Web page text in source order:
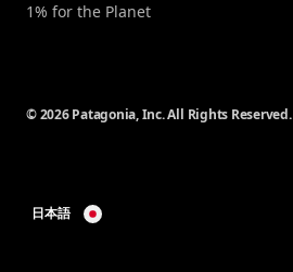
1% for the Planet
© 2026 Patagonia, Inc. All Rights Reserved.
日本語